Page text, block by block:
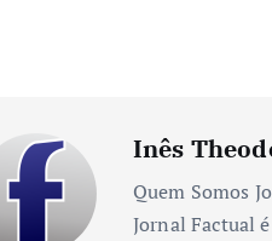
Inês
Quem Somos
Jornal Factual